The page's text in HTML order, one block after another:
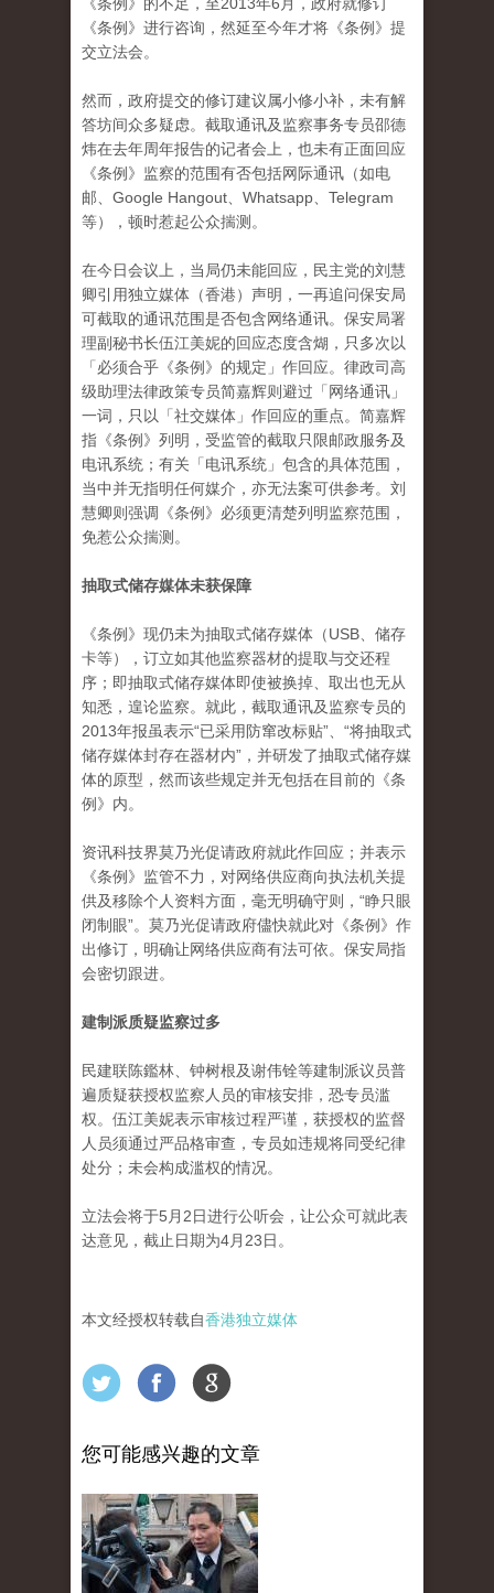
《条例》进行咨询，然延至今年才将《条例》提
交立法会。
然而，政府提交的修订建议属小修小补，未有解
答坊间众多疑虑。截取通讯及监察事务专员邵德
炜在去年周年报告的记者会上，也未有正面回应
《条例》监察的范围有否包括网际通讯（如电
邮、Google Hangout、Whatsapp、Telegram
等），顿时惹起公众揣测。
在今日会议上，当局仍未能回应，民主党的刘慧
卿引用独立媒体（香港）声明，一再追问保安局
可截取的通讯范围是否包含网络通讯。保安局署
理副秘书长伍江美妮的回应态度含煳，只多次以
「必须合乎《条例》的规定」作回应。律政司高
级助理法律政策专员简嘉辉则避过「网络通讯」
一词，只以「社交媒体」作回应的重点。简嘉辉
指《条例》列明，受监管的截取只限邮政服务及
电讯系统；有关「电讯系统」包含的具体范围，
当中并无指明任何媒介，亦无法案可供参考。刘
慧卿则强调《条例》必须更清楚列明监察范围，
免惹公众揣测。
抽取式储存媒体未获保障
《条例》现仍未为抽取式储存媒体（USB、储存
卡等），订立如其他监察器材的提取与交还程
序；即抽取式储存媒体即使被换掉、取出也无从
知悉，遑论监察。就此，截取通讯及监察专员的
2013年报虽表示“已采用防窜改标贴”、“将抽取式
储存媒体封存在器材内”，并研发了抽取式储存媒
体的原型，然而该些规定并无包括在目前的《条
例》内。
资讯科技界莫乃光促请政府就此作回应；并表示
《条例》监管不力，对网络供应商向执法机关提
供及移除个人资料方面，毫无明确守则，“睁只眼
闭制眼”。莫乃光促请政府儘快就此对《条例》作
出修订，明确让网络供应商有法可依。保安局指
会密切跟进。
建制派质疑监察过多
民建联陈鑑林、钟树根及谢伟铨等建制派议员普
遍质疑获授权监察人员的审核安排，恐专员滥
权。伍江美妮表示审核过程严谨，获授权的监督
人员须通过严品格审查，专员如违规将同受纪律
处分；未会构成滥权的情况。
立法会将于5月2日进行公听会，让公众可就此表
达意见，截止日期为4月23日。
本文经授权转载自香港独立媒体
您可能感兴趣的文章